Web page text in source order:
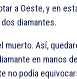
a Oeste, y en
diamantes.
muerto. Así,
en manos
no podía